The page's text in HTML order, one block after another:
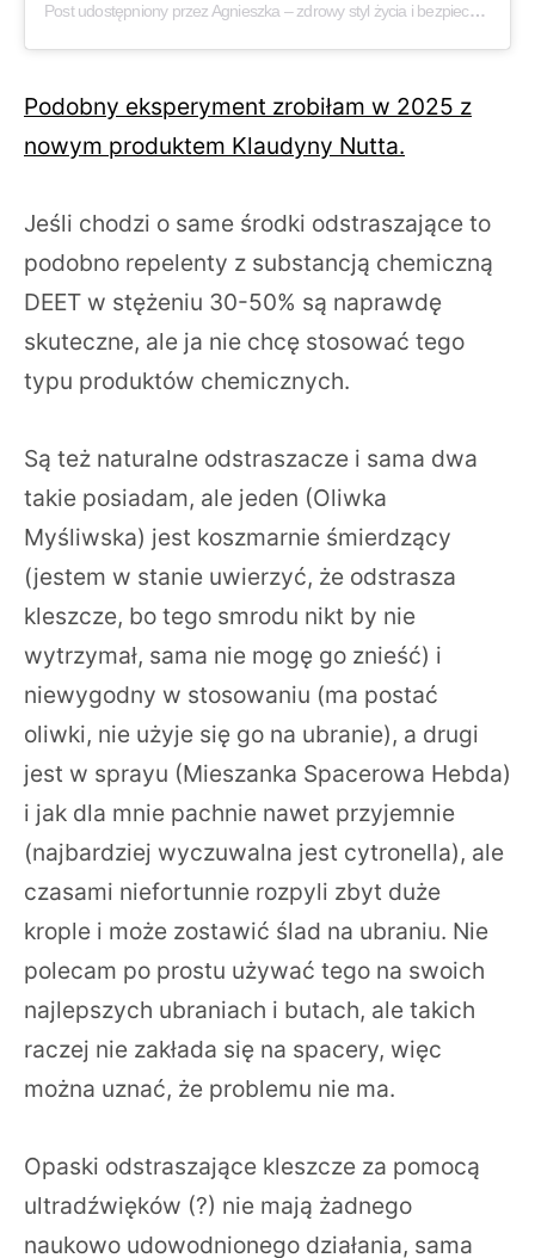
Post udostępniony przez Agnieszka – zdrowy styl życia i bezpieczna jazda (@lifemanagerka)
Podobny eksperyment zrobiłam w 2025 z
nowym produktem Klaudyny Nutta.
Jeśli chodzi o same środki odstraszające to
podobno repelenty z substancją chemiczną
DEET w stężeniu 30-50% są naprawdę
skuteczne, ale ja nie chcę stosować tego
typu produktów chemicznych.
Są też naturalne odstraszacze i sama dwa
takie posiadam, ale jeden (Oliwka
Myśliwska) jest koszmarnie śmierdzący
(jestem w stanie uwierzyć, że odstrasza
kleszcze, bo tego smrodu nikt by nie
wytrzymał, sama nie mogę go znieść) i
niewygodny w stosowaniu (ma postać
oliwki, nie użyje się go na ubranie), a drugi
jest w sprayu (Mieszanka Spacerowa Hebda)
i jak dla mnie pachnie nawet przyjemnie
(najbardziej wyczuwalna jest cytronella), ale
czasami niefortunnie rozpyli zbyt duże
krople i może zostawić ślad na ubraniu. Nie
polecam po prostu używać tego na swoich
najlepszych ubraniach i butach, ale takich
raczej nie zakłada się na spacery, więc
można uznać, że problemu nie ma.
Opaski odstraszające kleszcze za pomocą
ultradźwięków (?) nie mają żadnego
naukowo udowodnionego działania, sama